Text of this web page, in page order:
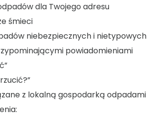
dla Twojego adresu
śmieci
niebezpiecznych i nietypowych
powiadomieniami
z lokalną gospodarką odpadami